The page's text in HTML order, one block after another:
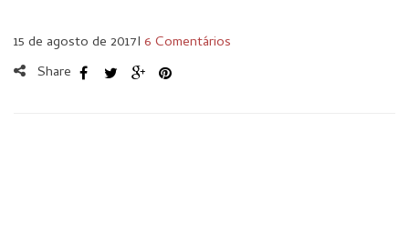
15 de agosto de 2017I 6 Comentários
Share